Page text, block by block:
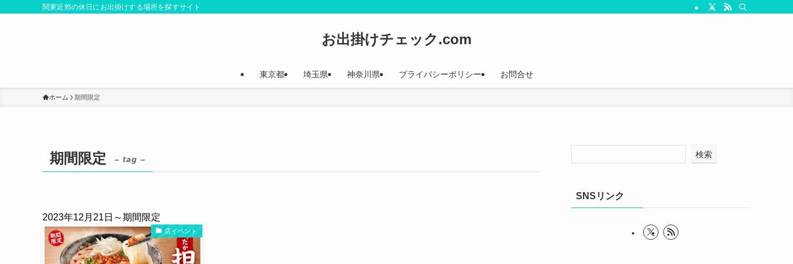
関東近郊の休日にお出掛けする場所を探すサイト
お出掛けチェック.com
東京都 埼玉県 神奈川県 プライバシーポリシー お問合せ
ホーム 期間限定
期間限定 – tag –
2023年12月21日～期間限定
店イベント
検索
SNSリンク